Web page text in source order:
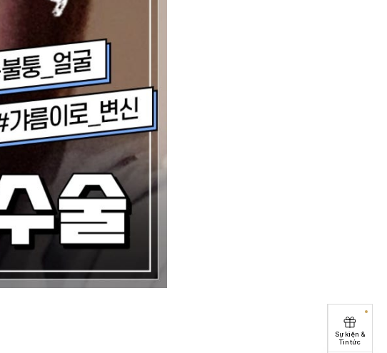
Sự kiện &
Tin tức